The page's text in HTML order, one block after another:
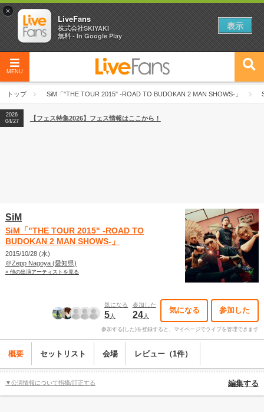
MENU
トップ SiM「"THE TOUR 2015" -ROAD TO BUDOKAN 2 MAN SHOWS-」
2026
04/27
2026
【ライブ動員ランキング】2026年上半期編発表！
2026
04/27
【フェス特集2026】フェス情報はここから！
SiM
SiM「"THE TOUR 2015" -ROAD TO
BUDOKAN 2 MAN SHOWS-」
2015/10/28 (水)
＠Zepp Nagoya (愛知県)
» 他の出演アーティストを見る
気になる
5人
参加した
24人
気になる 参加した
参加する(した)を登録すると、マイページでライブを管理できます
概要 セットリスト 会場 レビュー（1件）
▼公演情報について指摘/訂正する 編集する
×
LiveFans
株式会社SKIYAKI
無料 - In Google Play
表示